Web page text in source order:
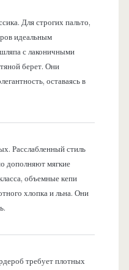
Для строгих пальто,
идеальным
с лаконичными
берет. Они
оставаясь в
Расслабленный стиль
дополняют мягкие
объемные кепи
хлопка и льна. Они
требует плотных